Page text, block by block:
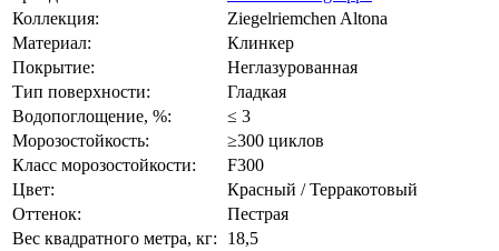
Коллекция:
Ziegelriemchen Altona
Материал:
Клинкер
Покрытие:
Неглазурованная
Тип поверхности:
Гладкая
Водопоглощение, %:
≤ 3
Морозостойкость:
≥300 циклов
Класс морозостойкости:
F300
Цвет:
Красный / Терракотовый
Оттенок:
Пестрая
Вес квадратного метра, кг:
18,5